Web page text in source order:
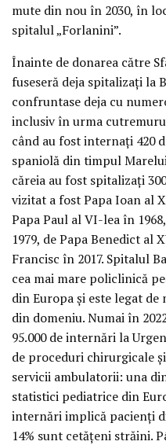
mute din nou în 2030, în
spitalul „Forlanini”.
Înainte de donarea către
fuseseră deja spitalizați la
confruntase deja cu
inclusiv în urma
când au fost internați 420
spaniolă din timpul
căreia au fost spitalizați
vizitat a fost Papa Ioan al
Papa Paul al VI-lea în
1979, de Papa Benedict al
Francisc în 2017. Spitalul
cea mai mare policlinică
din Europa și este legat
din domeniu. Numai în
95.000 de internări la
de proceduri chirurgicale
servicii ambulatorii: una
statistici pediatrice din
internări implică pacienți
14% sunt cetățeni străini.